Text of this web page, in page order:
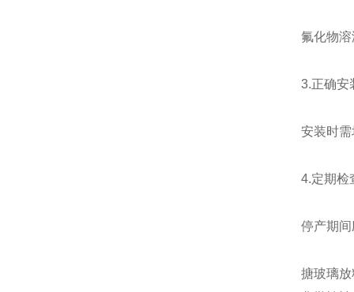
氟化物
3.正确安
安装时
4.定期检
停产期
搪玻璃